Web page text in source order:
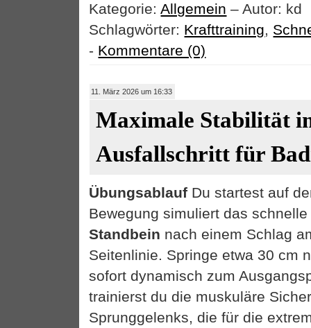
Kategorie:Allgemein – Autor: kd
Schlagwörter: Krafttraining,
- Kommentare (0)
11. März 2026 um 16:33
Maximale Stabilität
Ausfallschritt für
Übungsablauf Du startest auf
Bewegung simuliert das
Standbein nach einem Schlag
Seitenlinie. Springe etwa 30 cm
sofort dynamisch zum
trainierst du die muskuläre
Sprunggelenks, die für die